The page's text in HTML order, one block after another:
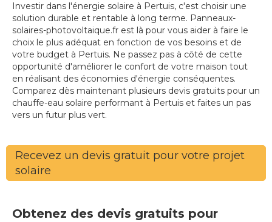
Investir dans l'énergie solaire à Pertuis, c'est choisir une
solution durable et rentable à long terme. Panneaux-
solaires-photovoltaique.fr est là pour vous aider à faire le
choix le plus adéquat en fonction de vos besoins et de
votre budget à Pertuis. Ne passez pas à côté de cette
opportunité d'améliorer le confort de votre maison tout
en réalisant des économies d'énergie conséquentes.
Comparez dès maintenant plusieurs devis gratuits pour un
chauffe-eau solaire performant à Pertuis et faites un pas
vers un futur plus vert.
Recevez un devis gratuit pour votre projet
solaire
Obtenez des devis gratuits pour